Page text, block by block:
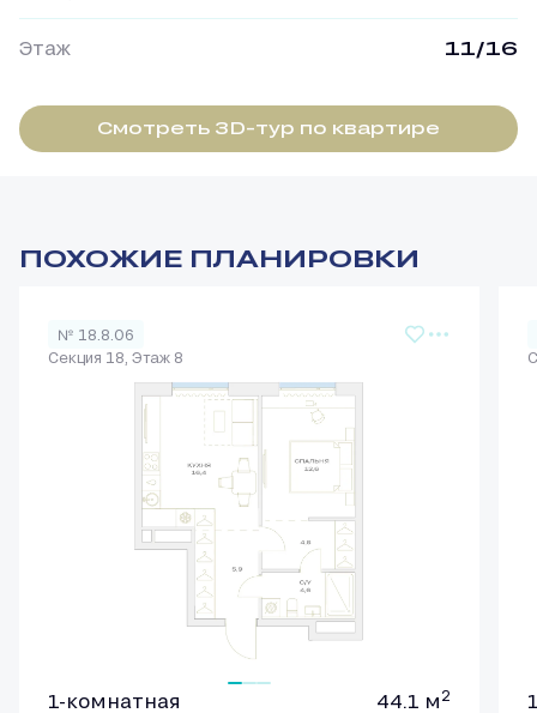
Этаж 11/16
Смотреть 3D-тур по квартире
ПОХОЖИЕ ПЛАНИРОВКИ
№ 18.8.06
Секция 18, Этаж 8
1-комнатная 44.1 м 2